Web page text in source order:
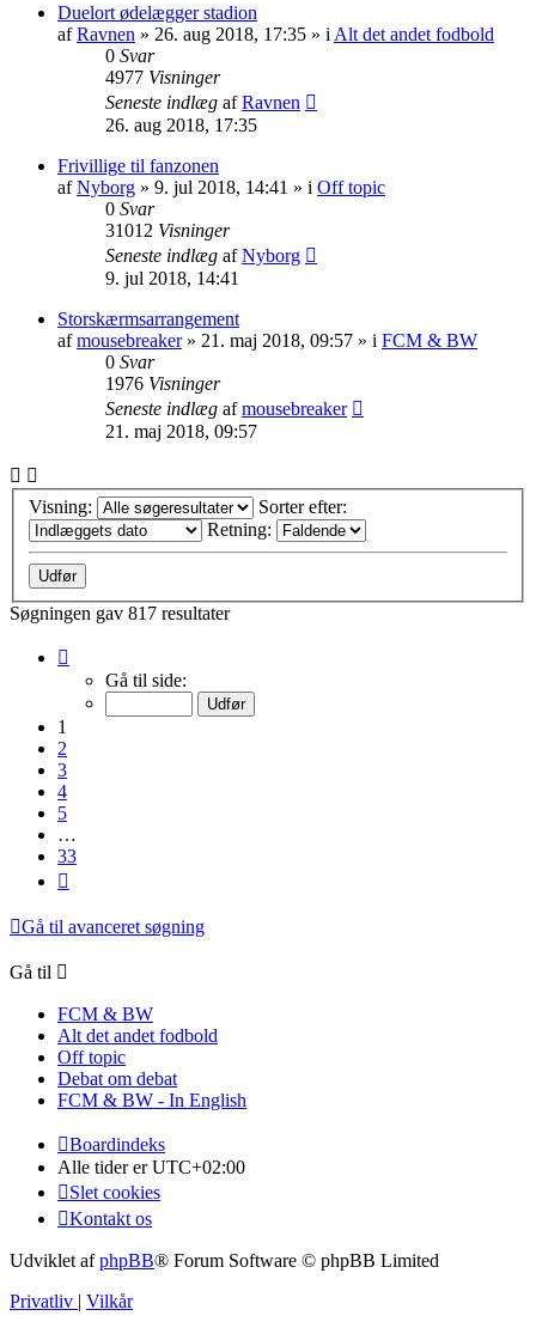
Duelort ødelægger stadion
afRavnen » 26. aug 2018, 17:35 » i Alt det andet fodbold
0 Svar
4977 Visninger
Seneste indlæg afRavnen
26. aug 2018, 17:35
Frivillige til fanzonen
afNyborg » 9. jul 2018, 14:41 » i Off topic
0 Svar
31012 Visninger
Seneste indlæg afNyborg
9. jul 2018, 14:41
Storskærmsarrangement
afmousebreaker» 21. maj 2018, 09:57 » i FCM & BW
0 Svar
1976 Visninger
Seneste indlæg afmousebreaker
21. maj 2018, 09:57
Visning:
Sorter efter:
Retning:
Søgningen gav 817 resultater
Gå til side:
1
2
3
4
5
…
33
Gå til avanceret søgning
Gå til
FCM & BW
Alt det andet fodbold
Off topic
Debat om debat
FCM & BW - In English
Boardindeks
Alle tider erUTC+02:00
Slet cookies
Kontakt os
Udviklet afphpBB® Forum Software © phpBB Limited
Privatliv
Vilkår